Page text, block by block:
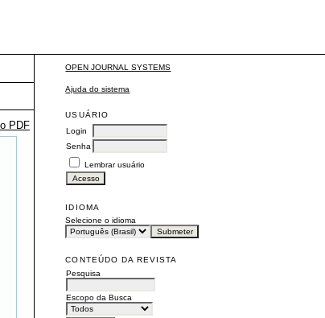
OPEN JOURNAL SYSTEMS
Ajuda do sistema
USUÁRIO
Login
Senha
Lembrar usuário
IDIOMA
Selecione o idioma
CONTEÚDO DA REVISTA
Pesquisa
Escopo da Busca
PDF